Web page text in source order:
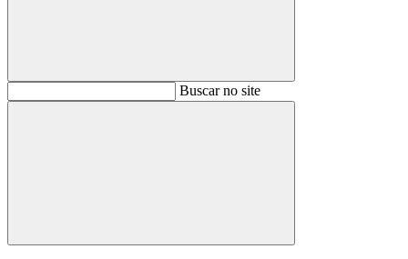
BuscarBuscar no site
Buscar